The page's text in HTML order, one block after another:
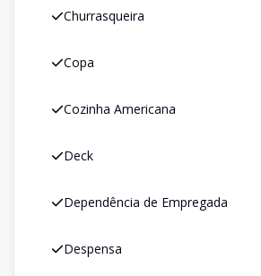
Churrasqueira
Copa
Cozinha Americana
Deck
Dependência de Empregada
Despensa